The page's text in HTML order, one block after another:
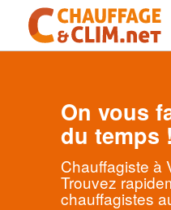
On vous
du temps !
Chauffagiste à
Trouvez
chauffagistes